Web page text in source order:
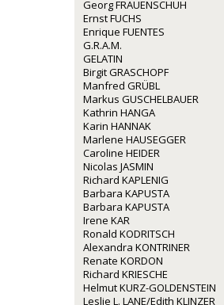
Georg FRAUENSCHUH
Ernst FUCHS
Enrique FUENTES
G.R.A.M.
GELATIN
Birgit GRASCHOPF
Manfred GRÜBL
Markus GUSCHELBAUER
Kathrin HANGA
Karin HANNAK
Marlene HAUSEGGER
Caroline HEIDER
Nicolas JASMIN
Richard KAPLENIG
Barbara KAPUSTA
Barbara KAPUSTA
Irene KAR
Ronald KODRITSCH
Alexandra KONTRINER
Renate KORDON
Richard KRIESCHE
Helmut KURZ-GOLDENSTEIN
Leslie L. LANE/Edith KLINZER